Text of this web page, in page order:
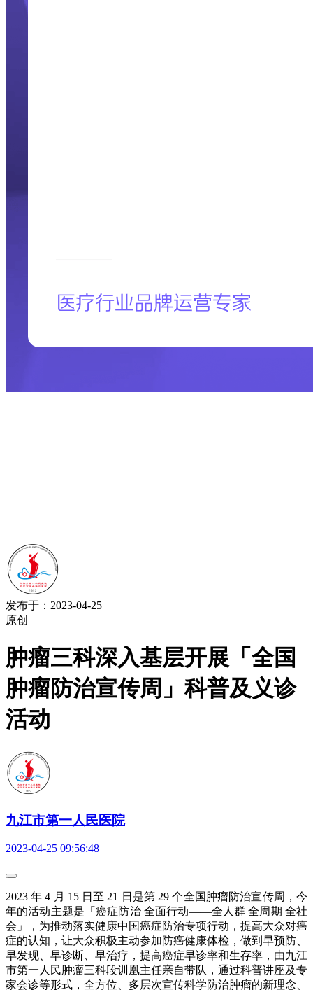
发布于：2023-04-25
原创
肿瘤三科深入基层开展「全国
肿瘤防治宣传周」科普及义诊
活动
九江市第一人民医院
2023-04-25 09:56:48
2023 年 4 月 15 日至 21 日是第 29 个全国肿瘤防治宣传周，今
年的活动主题是「癌症防治 全面行动——全人群 全周期 全社
会」，为推动落实健康中国癌症防治专项行动，提高大众对癌
症的认知，让大众积极主动参加防癌健康体检，做到早预防、
早发现、早诊断、早治疗，提高癌症早诊率和生存率，由九江
市第一人民肿瘤三科段训凰主任亲自带队，通过科普讲座及专
家会诊等形式，全方位、多层次宣传科学防治肿瘤的新理念、